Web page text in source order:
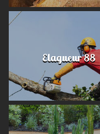
Elagueur 88